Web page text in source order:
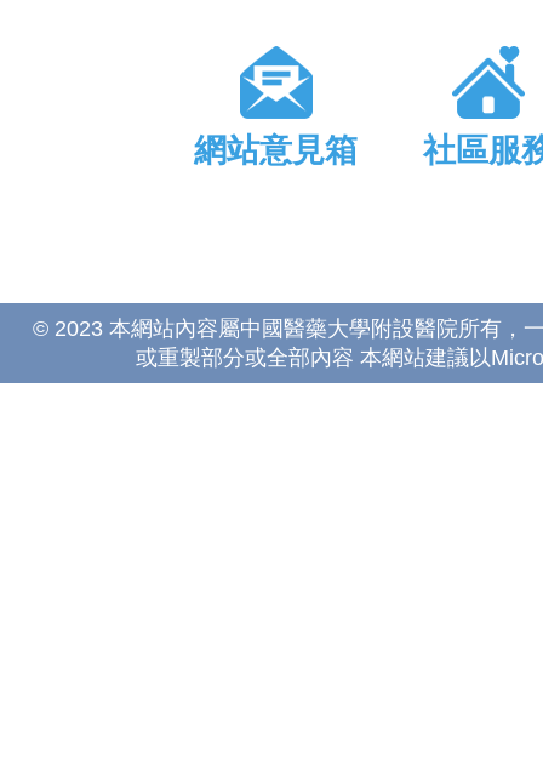
網站意見箱 社區服
© 2023 本網站內容屬中國醫藥大學附設醫院所有，
或重製部分或全部內容 本網站建議以